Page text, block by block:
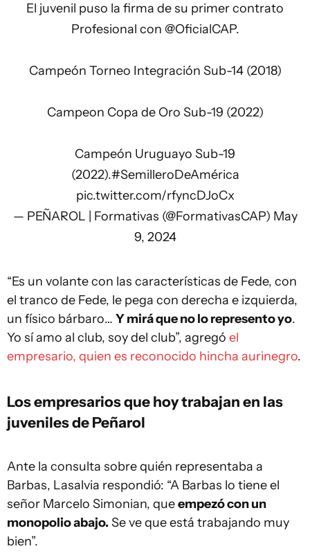
El juvenil puso la firma de su primer contrato
Profesional con @OficialCAP.
Campeón Torneo Integración Sub-14 (2018)
Campeon Copa de Oro Sub-19 (2022)
Campeón Uruguayo Sub-19
(2022).#SemilleroDeAmérica
pic.twitter.com/rfyncDJoCx
— PEÑAROL | Formativas (@FormativasCAP) May
9, 2024
“Es un volante con las características de Fede, con
el tranco de Fede, le pega con derecha e izquierda,
un físico bárbaro… Y mirá que no lo represento yo.
Yo sí amo al club, soy del club”, agregó el
empresario, quien es reconocido hincha aurinegro.
Los empresarios que hoy trabajan en las
juveniles de Peñarol
Ante la consulta sobre quién representaba a
Barbas, Lasalvia respondió: “A Barbas lo tiene el
señor Marcelo Simonian, queempezó con un
monopolio abajo. Se ve que está trabajando muy
bien”.